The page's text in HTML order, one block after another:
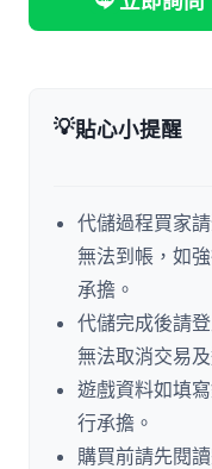
💡貼心小提醒
代儲過程買家
無法到帳，如
承擔。
代儲完成後請
無法取消交易及
遊戲資料如填
行承擔。
購買前請先閱